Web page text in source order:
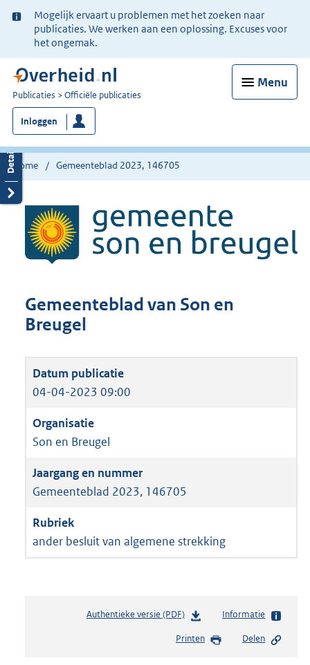
Ter
informatie:
Mogelijk ervaart u problemen met het zoeken naar
publicaties. We werken aan een oplossing. Excuses voor
het ongemak.
Menu
U
bent
nu
hier:
Publicaties Officiële publicaties
Inloggen
Home Gemeenteblad 2023, 146705
Gemeenteblad van Son en
Breugel
04-04-2023 09:00
Son en Breugel
Gemeenteblad 2023, 146705
ander besluit van algemene strekking
Authentieke versie (PDF)b
s
Informatie
Printen Delen